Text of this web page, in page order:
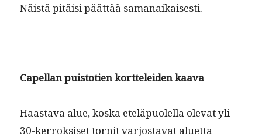
Näistä pitäisi päät­tää samanaikaisesti.
Capel­lan puis­to­tien kort­telei­den kaava
Haas­ta­va alue, kos­ka eteläpuolel­la ole­vat yli
30-ker­roksiset tor­nit var­josta­vat aluet­ta